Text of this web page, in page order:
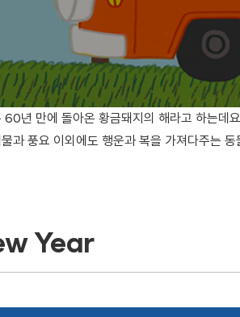
년 만에 돌아온 황금돼지의 해라고 하는
과 풍요 이외에도 행운과 복을 가져다주는
Year